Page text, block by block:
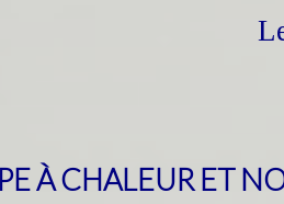
À CHALEUR ET